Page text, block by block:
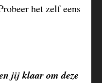
het zelf eens
jij klaar om deze